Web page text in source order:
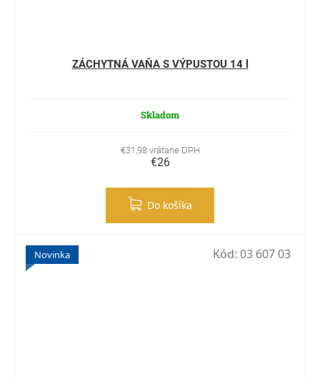
ZÁCHYTNÁ VAŇA S VÝPUSTOU 14 l
Skladom
€31,98 vrátane DPH
€26
Do košíka
Novinka Kód: 03 607 03